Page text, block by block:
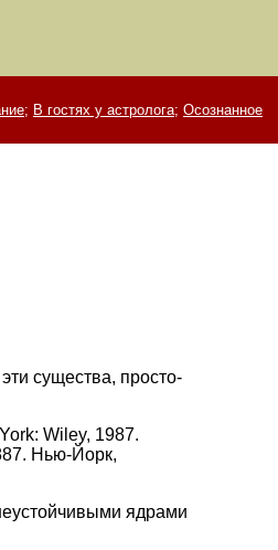
В гостях у астролога; Осознанное
существа, просто-
Wiley, 1987.
Нью-Йорк,
ядрами